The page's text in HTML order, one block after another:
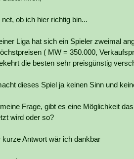
ob ich hier richtig bin...
Liga hat sich ein Spieler zweimal
( MW = 350.000,
die besten sehr preisgünstig
dieses Spiel ja keinen Sinn und
Frage, gibt es eine Möglichkeit
wird oder so?
kurze Antwort wär ich dankbar